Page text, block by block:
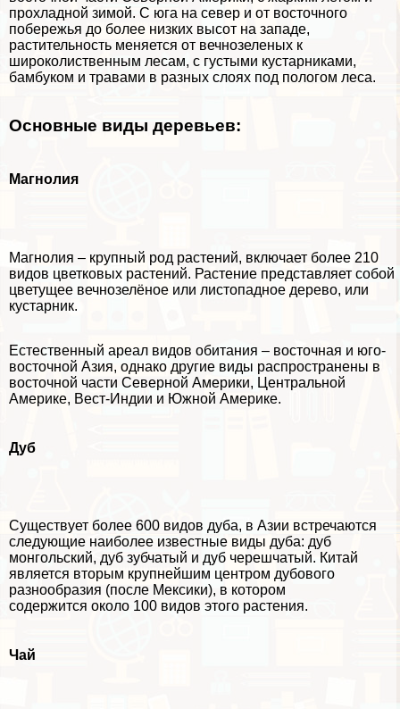
прохладной зимой. С юга на север и от восточного
побережья до более низких высот на западе,
растительность меняется от вечнозеленых к
широколиственным лесам, с густыми кустарниками,
бамбуком и травами в разных слоях под пологом леса.
Основные виды деревьев:
Магнолия
Магнолия – крупный род растений, включает более 210
видов цветковых растений. Растение представляет собой
цветущее вечнозелёное или листопадное дерево, или
кустарник.
Естественный ареал видов обитания – восточная и юго-
восточной Азия, однако другие виды распространены в
восточной части Северной Америки, Центральной
Америке, Вест-Индии и Южной Америке.
Дуб
Существует более 600 видов дуба, в Азии встречаются
следующие наиболее известные виды дуба: дуб
монгольский, дуб зубчатый и дуб черешчатый. Китай
является вторым крупнейшим центром дубового
разнообразия (после Мексики), в котором
содержится около 100 видов этого растения.
Чай